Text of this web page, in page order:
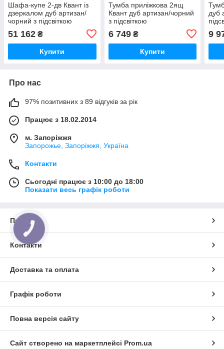
Шафа-купе 2-дв Квант із
дзеркалом дуб артизан/
чорний з підсвіткою
51 162 ₴
Купити
Тумба приліжкова 2ящ
Квант дуб артизан/чорний
з підсвіткою
6 749₴
Купити
дуб
9
Про нас
97% позитивних з 89 відгуків за рік
Працює з 18.02.2014
м. Запоріжжя
Запорожье, Запоріжжя, Україна
Контакти
Сьогодні працює з 10:00 до 18:00
Показати весь графік роботи
Про нас
Контакти
Доставка та оплата
Графік роботи
Повна версія сайту
Сайт створено на маркетплейсі Prom.ua
КНОПКА
ЗВ'ЯЗКУ